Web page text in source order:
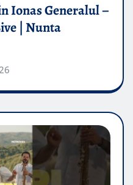
Ionas Generalul –
| Nunta